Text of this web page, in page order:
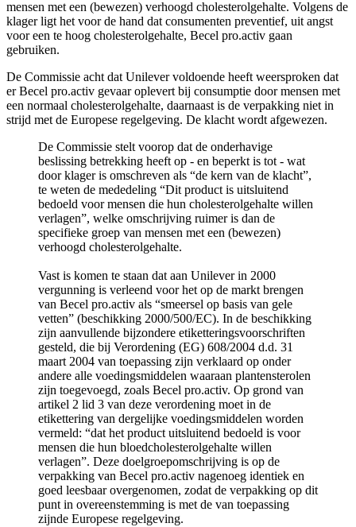
mensen met een (bewezen) verhoogd cholesterolgehalte. Volgens de
klager ligt het voor de hand dat consumenten preventief, uit angst
voor een te hoog cholesterolgehalte, Becel pro.activ gaan
gebruiken.
De Commissie acht dat Unilever voldoende heeft weersproken dat
er Becel pro.activ gevaar oplevert bij consumptie door mensen met
een normaal cholesterolgehalte, daarnaast is de verpakking niet in
strijd met de Europese regelgeving. De klacht wordt afgewezen.
De Commissie stelt voorop dat de onderhavige
beslissing betrekking heeft op - en beperkt is tot - wat
door klager is omschreven als “de kern van de klacht”,
te weten de mededeling “Dit product is uitsluitend
bedoeld voor mensen die hun cholesterolgehalte willen
verlagen”, welke omschrijving ruimer is dan de
specifieke groep van mensen met een (bewezen)
verhoogd cholesterolgehalte.
Vast is komen te staan dat aan Unilever in 2000
vergunning is verleend voor het op de markt brengen
van Becel pro.activ als “smeersel op basis van gele
vetten” (beschikking 2000/500/EC). In de beschikking
zijn aanvullende bijzondere etiketteringsvoorschriften
gesteld, die bij Verordening (EG) 608/2004 d.d. 31
maart 2004 van toepassing zijn verklaard op onder
andere alle voedingsmiddelen waaraan plantensterolen
zijn toegevoegd, zoals Becel pro.activ. Op grond van
artikel 2 lid 3 van deze verordening moet in de
etikettering van dergelijke voedingsmiddelen worden
vermeld: “dat het product uitsluitend bedoeld is voor
mensen die hun bloedcholesterolgehalte willen
verlagen”. Deze doelgroepomschrijving is op de
verpakking van Becel pro.activ nagenoeg identiek en
goed leesbaar overgenomen, zodat de verpakking op dit
punt in overeenstemming is met de van toepassing
zijnde Europese regelgeving.